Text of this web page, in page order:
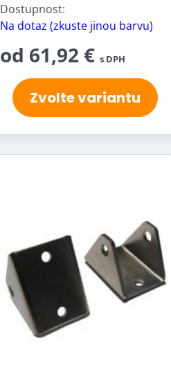
Dostupnost:
Na dotaz (zkuste jinou barvu)
od 61,92 € s DPH
Zvolte variantu